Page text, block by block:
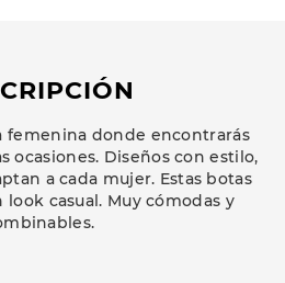
femenina donde encontrarás
ocasiones. Diseños con estilo,
a cada mujer. Estas botas
look casual. Muy cómodas y